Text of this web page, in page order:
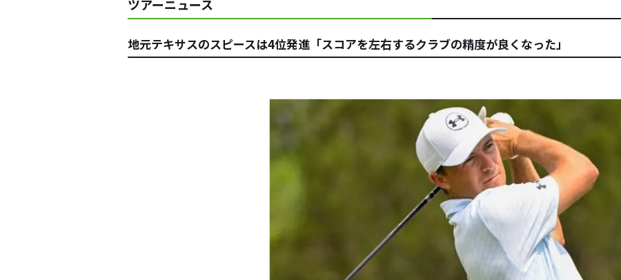
ツアーニュース
地元テキサスのスピースは4位発進「スコアを左右するクラブの精度が良くなった」